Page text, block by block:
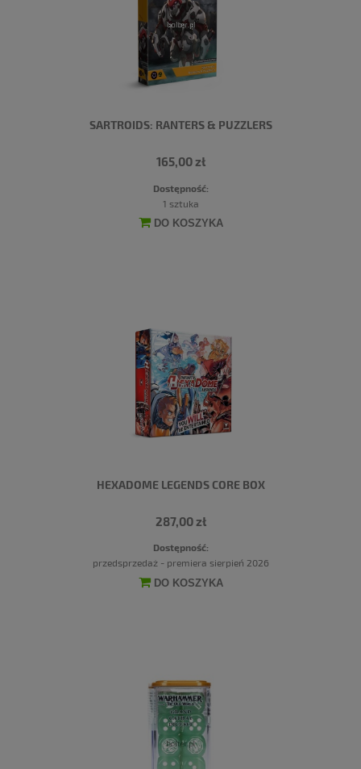
SARTROIDS: RANTERS & PUZZLERS
165,00 zł
Dostępność:
1 sztuka
DO KOSZYKA
HEXADOME LEGENDS CORE BOX
287,00 zł
Dostępność:
przedsprzedaż - premiera sierpień 2026
DO KOSZYKA